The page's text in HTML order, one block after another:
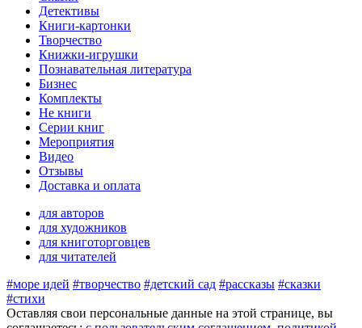
Детективы
Книги-картонки
Творчество
Книжки-игрушки
Познавательная литература
Бизнес
Комплекты
Не книги
Серии книг
Мероприятия
Видео
Отзывы
Доставка и оплата
для авторов
для художников
для книготорговцев
для читателей
#море идей #творчество #детский сад #рассказы #сказки
#стихи
Оставляя свои персональные данные на этой странице, вы